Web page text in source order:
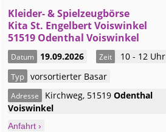
Kleider- & Spielzeugbörse
Kita St. Engelbert Voiswinkel
51519 Odenthal Voiswinkel
Datum 19.09.2026 Zeit 10 - 12 Uhr
Typ vorsortierter Basar
Adresse Kirchweg, 51519Odenthal
Voiswinkel
Anfahrt ›